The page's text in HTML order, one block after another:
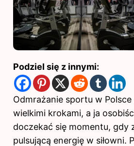
Podziel się z innymi:
Odmrażanie sportu w Polsce
wielkimi krokami, a ja
doczekać się momentu, gdy
pulsującą energię w siłowni.